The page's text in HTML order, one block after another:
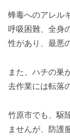
蜂毒へのアレル
呼吸困難、全身
性があり、最悪
また、ハチの巣
去作業には転落
竹原市でも、駆
ませんが、防護